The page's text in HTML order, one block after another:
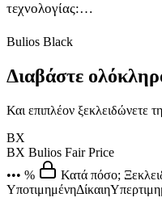
τεχνολογίας:…
Bulios Black
Διαβάστε
Και επιπλέον ξεκλειδώνετε
BX
BX Bulios Fair Price
••• %
Κατά πόσο;
ΥποτιμημένηΔίκαιη